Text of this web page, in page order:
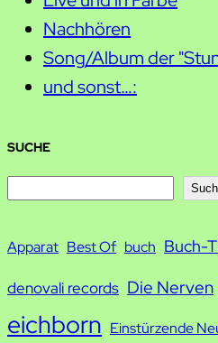
Nachhören
Song/Album der
und sonst…:
SUCHE
c
Apparat Best Of buch Buch-
denovali records Die Nerven
eichborn Einstürzende